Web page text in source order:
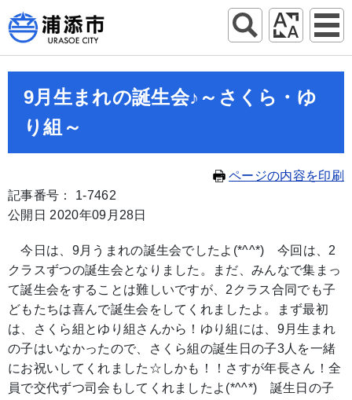
9月生まれの誕生会♪～さくら・ゆ
り組～
ページの内容を印刷
記事番号： 1-7462
公開日 2020年09月28日
今日は、9月うまれの誕生会でしたよ(*^^*) 今回は、2
クラスずつの誕生会となりました。まだ、みんなで集まっ
て誕生会をすることは難しいですが、2クラス合同でも子
どもたちは喜んで誕生会をしてくれましたよ。まず最初
は、さくら組とゆり組さんから！ゆり組には、9月生まれ
の子はいなかったので、さくら組の誕生日の子3人を一緒
にお祝いしてくれました☆しかも！！さすが年長さん！全
員で交代ずつ司会もしてくれましたよ(*^^*) 誕生日の子